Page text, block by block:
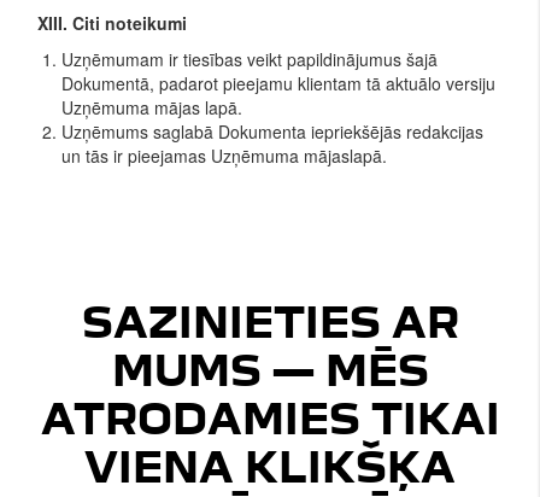
XIII. Citi noteikumi
Uzņēmumam ir tiesības veikt papildinājumus šajā
Dokumentā, padarot pieejamu klientam tā aktuālo versiju
Uzņēmuma mājas lapā.
Uzņēmums saglabā Dokumenta iepriekšējās redakcijas
un tās ir pieejamas Uzņēmuma mājaslapā.
SAZINIETIES AR
MUMS — MĒS
ATRODAMIES TIKAI
VIENA KLIKŠĶA